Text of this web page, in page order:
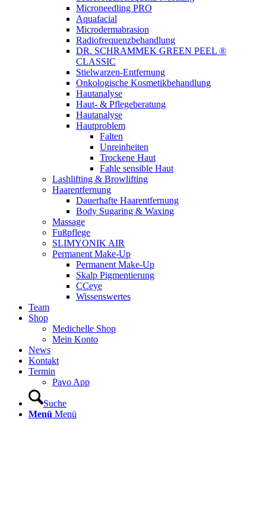
Microneedling PRO
Aquafacial
Microdermabrasion
Radiofrequenzbehandlung
DR. SCHRAMMEK GREEN PEEL ®
CLASSIC
Stielwarzen-Entfernung
Onkologische Kosmetikbehandlung
Hautanalyse
Haut- & Pflegeberatung
Hautanalyse
Hautproblem
Falten
Unreinheiten
Trockene Haut
Fahle sensible Haut
Lashlifting & Browlifting
Haarentfernung
Dauerhafte Haarentfernung
Body Sugaring & Waxing
Massage
Fußpflege
SLIMYONIK AIR
Permanent Make-Up
Permanent Make-Up
Skalp Pigmentierung
CCeye
Wissenswertes
Team
Shop
Medichelle Shop
Mein Konto
News
Kontakt
Termin
Pavo App
Suche
Menü Menü